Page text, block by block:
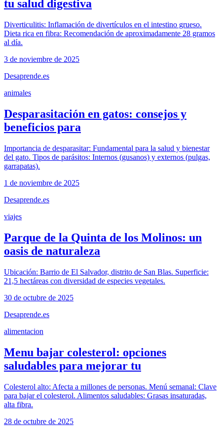
tu salud digestiva
Diverticulitis: Inflamación de divertículos en el intestino grueso.
Dieta rica en fibra: Recomendación de aproximadamente 28 gramos
al día.
3 de noviembre de 2025
Desaprende.es
animales
Desparasitación en gatos: consejos y
beneficios para
Importancia de desparasitar: Fundamental para la salud y bienestar
del gato. Tipos de parásitos: Internos (gusanos) y externos (pulgas,
garrapatas).
1 de noviembre de 2025
Desaprende.es
viajes
Parque de la Quinta de los Molinos: un
oasis de naturaleza
Ubicación: Barrio de El Salvador, distrito de San Blas. Superficie:
21,5 hectáreas con diversidad de especies vegetales.
30 de octubre de 2025
Desaprende.es
alimentacion
Menu bajar colesterol: opciones
saludables para mejorar tu
Colesterol alto: Afecta a millones de personas. Menú semanal: Clave
para bajar el colesterol. Alimentos saludables: Grasas insaturadas,
alta fibra.
28 de octubre de 2025